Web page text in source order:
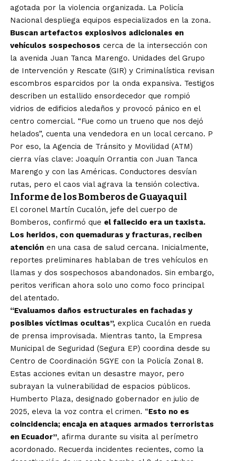
agotada por la violencia organizada. La Policía
Nacional despliega equipos especializados en la zona.
Buscan artefactos explosivos adicionales en
vehículos sospechosos cerca de la intersección con
la avenida Juan Tanca Marengo. Unidades del Grupo
de Intervención y Rescate (GIR) y Criminalística revisan
escombros esparcidos por la onda expansiva. Testigos
describen un estallido ensordecedor que rompió
vidrios de edificios aledaños y provocó pánico en el
centro comercial. “Fue como un trueno que nos dejó
helados”, cuenta una vendedora en un local cercano. P
Por eso, la Agencia de Tránsito y Movilidad (ATM)
cierra vías clave: Joaquín Orrantia con Juan Tanca
Marengo y con las Américas. Conductores desvían
rutas, pero el caos vial agrava la tensión colectiva.
Informe de los Bomberos de Guayaquil
El coronel Martín Cucalón, jefe del cuerpo de
Bomberos, confirmó que el fallecido era un taxista.
Los heridos, con quemaduras y fracturas, reciben
atención en una casa de salud cercana. Inicialmente,
reportes preliminares hablaban de tres vehículos en
llamas y dos sospechosos abandonados. Sin embargo,
peritos verifican ahora solo uno como foco principal
del atentado.
“Evaluamos daños estructurales en fachadas y
posibles víctimas ocultas”, explica Cucalón en rueda
de prensa improvisada. Mientras tanto, la Empresa
Municipal de Seguridad (Segura EP) coordina desde su
Centro de Coordinación 5GYE con la Policía Zonal 8.
Estas acciones evitan un desastre mayor, pero
subrayan la vulnerabilidad de espacios públicos.
Humberto Plaza, designado gobernador en julio de
2025, eleva la voz contra el crimen. “Esto no es
coincidencia; encaja en ataques armados terroristas
en Ecuador”, afirma durante su visita al perímetro
acordonado. Recuerda incidentes recientes, como la